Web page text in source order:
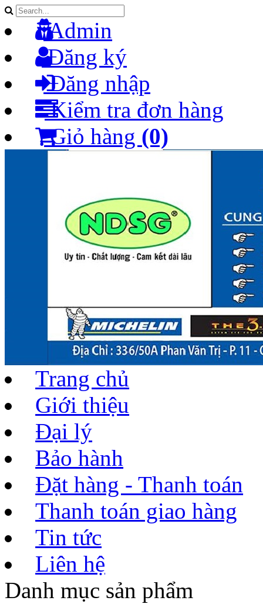
Admin
Đăng ký
Đăng nhập
Kiểm tra đơn hàng
Giỏ hàng (0)
Trang chủ
Giới thiệu
Đại lý
Bảo hành
Đặt hàng - Thanh toán
Thanh toán giao hàng
Tin tức
Liên hệ
Danh mục sản phẩm